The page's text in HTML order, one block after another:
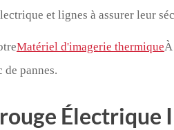
et lignes à assurer leur
Matériel d'imagerie thermique
de pannes.
Électrique